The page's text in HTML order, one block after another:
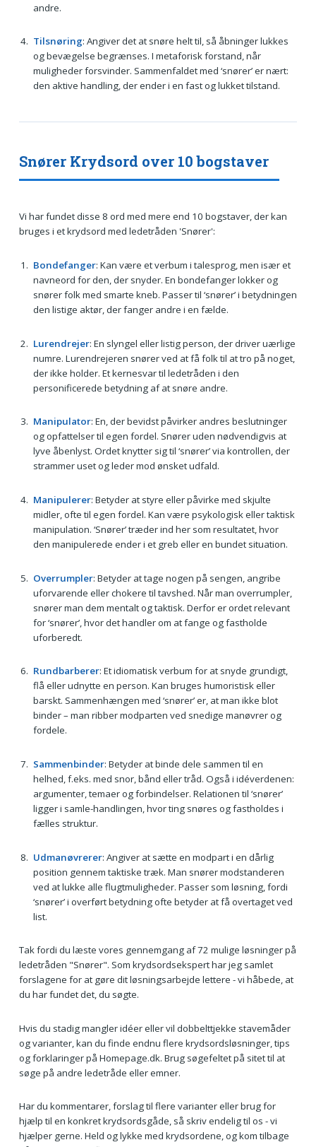
andre.
Tilsnøring: Angiver det at snøre helt til, så åbninger lukkes
og bevægelse begrænses. I metaforisk forstand, når
muligheder forsvinder. Sammenfaldet med ‘snører’ er nært:
den aktive handling, der ender i en fast og lukket tilstand.
Snører Krydsord over 10 bogstaver
Vi har fundet disse 8 ord med mere end 10 bogstaver, der kan
bruges i et krydsord med ledetråden 'Snører':
Bondefanger: Kan være et verbum i talesprog, men især et
navneord for den, der snyder. En bondefanger lokker og
snører folk med smarte kneb. Passer til ‘snører’ i betydningen
den listige aktør, der fanger andre i en fælde.
Lurendrejer: En slyngel eller listig person, der driver uærlige
numre. Lurendrejeren snører ved at få folk til at tro på noget,
der ikke holder. Et kernesvar til ledetråden i den
personificerede betydning af at snøre andre.
Manipulator: En, der bevidst påvirker andres beslutninger
og opfattelser til egen fordel. Snører uden nødvendigvis at
lyve åbenlyst. Ordet knytter sig til ‘snører’ via kontrollen, der
strammer uset og leder mod ønsket udfald.
Manipulerer: Betyder at styre eller påvirke med skjulte
midler, ofte til egen fordel. Kan være psykologisk eller taktisk
manipulation. ‘Snører’ træder ind her som resultatet, hvor
den manipulerede ender i et greb eller en bundet situation.
Overrumpler: Betyder at tage nogen på sengen, angribe
uforvarende eller chokere til tavshed. Når man overrumpler,
snører man dem mentalt og taktisk. Derfor er ordet relevant
for ‘snører’, hvor det handler om at fange og fastholde
uforberedt.
Rundbarberer: Et idiomatisk verbum for at snyde grundigt,
flå eller udnytte en person. Kan bruges humoristisk eller
barskt. Sammenhængen med ‘snører’ er, at man ikke blot
binder – man ribber modparten ved snedige manøvrer og
fordele.
Sammenbinder: Betyder at binde dele sammen til en
helhed, f.eks. med snor, bånd eller tråd. Også i idéverdenen:
argumenter, temaer og forbindelser. Relationen til ‘snører’
ligger i samle-handlingen, hvor ting snøres og fastholdes i
fælles struktur.
Udmanøvrerer: Angiver at sætte en modpart i en dårlig
position gennem taktiske træk. Man snører modstanderen
ved at lukke alle flugtmuligheder. Passer som løsning, fordi
‘snører’ i overført betydning ofte betyder at få overtaget ved
list.
Tak fordi du læste vores gennemgang af 72 mulige løsninger på
ledetråden "Snører". Som krydsordsekspert har jeg samlet
forslagene for at gøre dit løsningsarbejde lettere - vi håbede, at
du har fundet det, du søgte.
Hvis du stadig mangler idéer eller vil dobbelttjekke stavemåder
og varianter, kan du finde endnu flere krydsordsløsninger, tips
og forklaringer på Homepage.dk. Brug søgefeltet på sitet til at
søge på andre ledetråde eller emner.
Har du kommentarer, forslag til flere varianter eller brug for
hjælp til en konkret krydsordsgåde, så skriv endelig til os - vi
hjælper gerne. Held og lykke med krydsordene, og kom tilbage